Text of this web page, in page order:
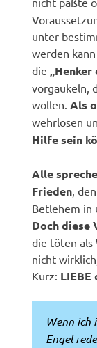
unter
werden
die
vorgaukeln,
wollen.Als
wehrlosen
Hilfe sein
Alle
Frieden,
Betlehem in
Doch diese
die töten als
nicht
Kurz:
Wenn ich
Engel